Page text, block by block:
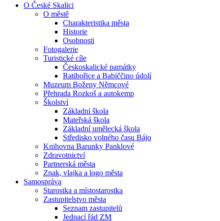
O České Skalici
O městě
Charakteristika města
Historie
Osobnosti
Fotogalerie
Turistické cíle
Českoskalické památky
Ratibořice a Babiččino údolí
Muzeum Boženy Němcové
Přehrada Rozkoš a autokemp
Školství
Základní škola
Mateřská škola
Základní umělecká škola
Středisko volného času Bájo
Knihovna Barunky Panklové
Zdravotnictví
Partnerská města
Znak, vlajka a logo města
Samospráva
Starostka a místostarostka
Zastupitelstvo města
Seznam zastupitelů
Jednací řád ZM